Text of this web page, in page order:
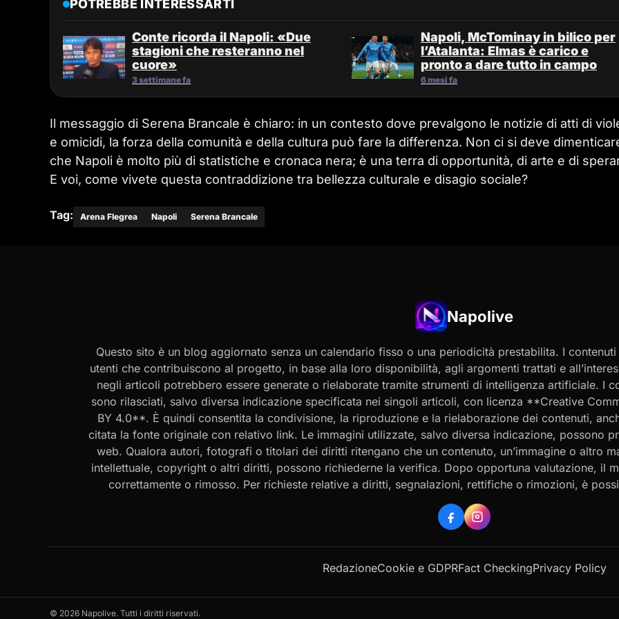
POTREBBE INTERESSARTI
Conte ricorda il Napoli: «Due
stagioni che resteranno nel
cuore»
3 settimane fa
Napoli, McTominay in bilico per
l’Atalanta: Elmas è carico e
pronto a dare tutto in campo
6 mesi fa
Il messaggio di Serena Brancale è chiaro: in un contesto dove prevalgono le notizie di atti di
e omicidi, la forza della comunità e della cultura può fare la differenza. Non ci si deve
che Napoli è molto più di statistiche e cronaca nera; è una terra di opportunità, di arte e di
E voi, come vivete questa contraddizione tra bellezza culturale e disagio sociale?
Tag: Arena Flegrea Napoli Serena Brancale
Napolive
Questo sito è un blog aggiornato senza un calendario fisso o una periodicità prestabilita. I
utenti che contribuiscono al progetto, in base alla loro disponibilità, agli argomenti trattati e
negli articoli potrebbero essere generate o rielaborate tramite strumenti di intelligenza artificiale. I
sono rilasciati, salvo diversa indicazione specificata nei singoli articoli, con licenza **Creative
BY 4.0**. È quindi consentita la condivisione, la riproduzione e la rielaborazione dei contenuti,
citata la fonte originale con relativo link. Le immagini utilizzate, salvo diversa indicazione, possono
web. Qualora autori, fotografi o titolari dei diritti ritengano che un contenuto, un’immagine o altro
intellettuale, copyright o altri diritti, possono richiederne la verifica. Dopo opportuna valutazione, il
correttamente o rimosso. Per richieste relative a diritti, segnalazioni, rettifiche o rimozioni, è
RedazioneCookie e GDPRFact CheckingPrivacy Policy
© 2026 Napolive. Tutti i diritti riservati.